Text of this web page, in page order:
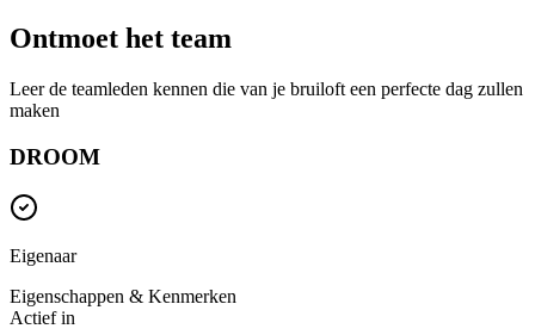
Ontmoet het team
Leer de teamleden kennen die van je bruiloft een perfecte dag zullen
maken
DROOM
Eigenaar
Eigenschappen & Kenmerken
Actief in